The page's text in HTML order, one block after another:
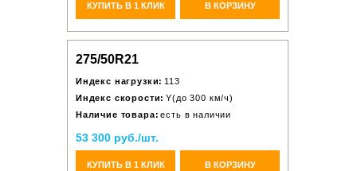
КУПИТЬ В 1 КЛИК В КОРЗИНУ
275/50R21
Индекс нагрузки: 113
Индекс скорости: Y(до 300 км/ч)
Наличие товара: есть в наличии
53 300 руб./шт.
КУПИТЬ В 1 КЛИК В КОРЗИНУ